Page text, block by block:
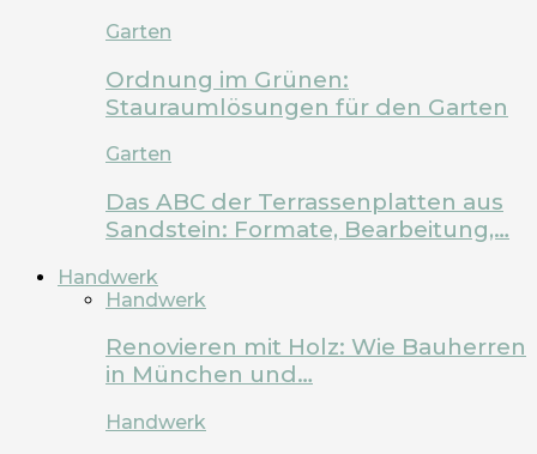
Garten
Ordnung im Grünen:
Stauraumlösungen für den Garten
Garten
Das ABC der Terrassenplatten aus
Sandstein: Formate, Bearbeitung,…
Handwerk
Handwerk
Renovieren mit Holz: Wie Bauherren
in München und…
Handwerk